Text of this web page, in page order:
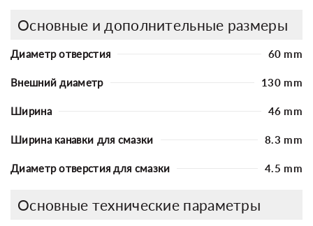
Основные и дополнительные размеры
Диаметр отверстия 60 mm
Внешний диаметр 130 mm
Ширина 46 mm
Ширина канавки для смазки 8.3 mm
Диаметр отверстия для смазки 4.5 mm
Основные технические параметры